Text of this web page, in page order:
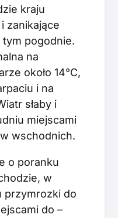
kraju
zanikające
pogodnie.
na
około 14°C,
i na
słaby i
miejscami
wschodnich.
o poranku
w
przymrozki do
do –